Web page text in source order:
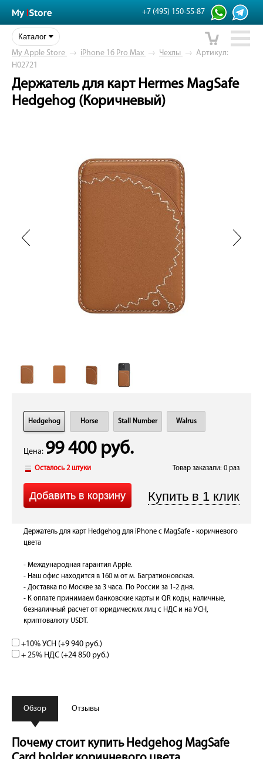
+7 (495) 150-55-87
Каталог
My Apple Store → iPhone 16 Pro Max → Чехлы → Артикул:
H02721
Держатель для карт Hermes MagSafe
Hedgehog (Коричневый)
Hedgehog Horse Stall Number Walrus
Цена: 99 400 руб.
Осталось 2 штуки Товар заказали: 0 раз
Держатель для карт Hedgehog для iPhone с MagSafe - коричневого
цвета
- Международная гарантия Apple.
- Наш офис находится в 160 м от м. Багратионовская.
- Доставка по Москве за 3 часа. По России за 1-2 дня.
- К оплате принимаем банковские карты и QR коды, наличные,
безналичный расчет от юридических лиц с НДС и на УСН,
криптовалюту USDT.
+10% УСН (+9 940 руб.)
+ 25% НДС (+24 850 руб.)
Обзор Отзывы
Почему стоит купить Hedgehog MagSafe